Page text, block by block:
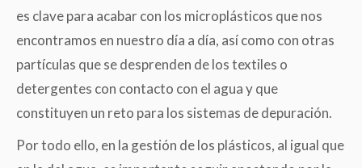
es clave para acabar con los microplásticos que nos
encontramos en nuestro día a día, así como con otras
partículas que se desprenden de los textiles o
detergentes con contacto con el agua y que
constituyen un reto para los sistemas de depuración.
Por todo ello, en la gestión de los plásticos, al igual que